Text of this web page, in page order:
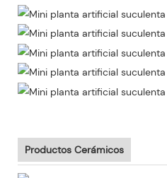
Productos Cerámicos